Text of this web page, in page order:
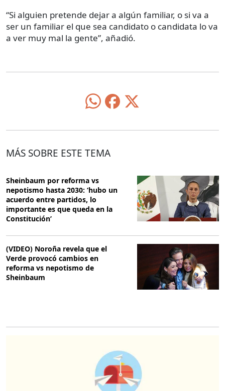
“Si alguien pretende dejar a algún familiar, o si va a
ser un familiar el que sea candidato o candidata lo va
a ver muy mal la gente”, añadió.
MÁS SOBRE ESTE TEMA
Sheinbaum por reforma vs
nepotismo hasta 2030: ‘hubo un
acuerdo entre partidos, lo
importante es que queda en la
Constitución’
(VIDEO) Noroña revela que el
Verde provocó cambios en
reforma vs nepotismo de
Sheinbaum